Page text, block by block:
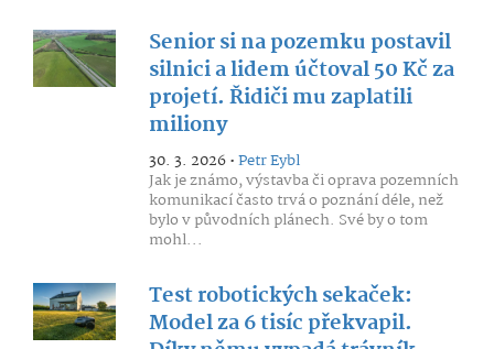
Senior si na pozemku postavil
silnici a lidem účtoval 50 Kč za
projetí. Řidiči mu zaplatili
miliony
30. 3. 2026 •Petr Eybl
Jak je známo, výstavba či oprava pozemních
komunikací často trvá o poznání déle, než
bylo v původních plánech. Své by o tom
mohl...
Test robotických sekaček:
Model za 6 tisíc překvapil.